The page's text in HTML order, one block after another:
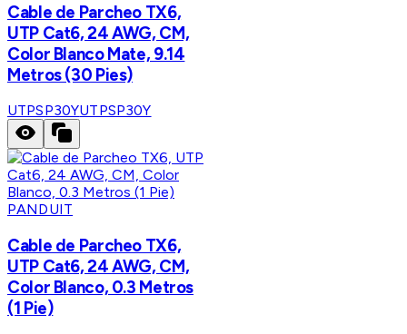
Cable de Parcheo TX6,
UTP Cat6, 24 AWG, CM,
Color Blanco Mate, 9.14
Metros (30 Pies)
UTPSP30YUTPSP30Y
PANDUIT
Cable de Parcheo TX6,
UTP Cat6, 24 AWG, CM,
Color Blanco, 0.3 Metros
(1 Pie)